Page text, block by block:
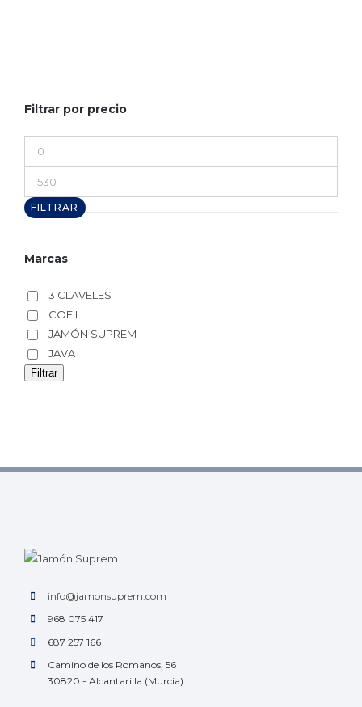
Filtrar por precio
mínimo
máximo
FILTRAR
Marcas
3 CLAVELES
COFIL
JAMÓN SUPREM
JAVA
Filtrar
info@jamonsuprem.com
968 075 417
687 257 166
Camino de los Romanos, 56
30820 - Alcantarilla (Murcia)